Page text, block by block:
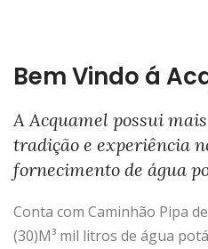
Bem Vindo á
A Acquamel possui
tradição e experiência
fornecimento de água
Conta com Caminhão Pipa
(30)M³ mil litros de água